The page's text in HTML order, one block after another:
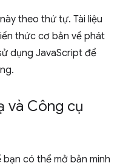
theo thứ tự. Tài liệu
thức cơ bản về phát
dụng JavaScript để
và Công cụ
có thể mở bản minh